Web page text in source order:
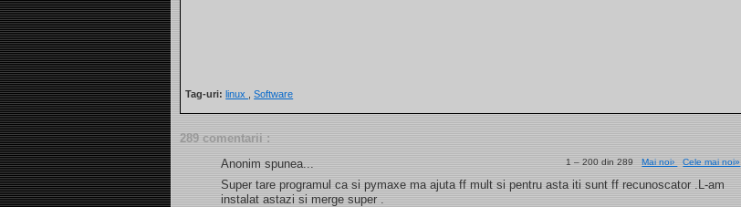
Tag-uri: linux ,Software
289 comentarii :
1 – 200 din 289Mai noi› Cele mai noi»
Anonim spunea...
Super tare programul ca si pymaxe ma ajuta ff mult si pentru asta iti sunt ff recunoscator .L-am
instalat astazi si merge super .